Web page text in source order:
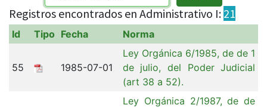
Registros encontrados en Administrativo I: 21
Id Tipo Fecha Norma
55 1985-07-01
Ley Orgánica 6/1985, de de 1
de julio, del Poder Judicial
(art 38 a 52).
Ley Orgánica 2/1987, de de